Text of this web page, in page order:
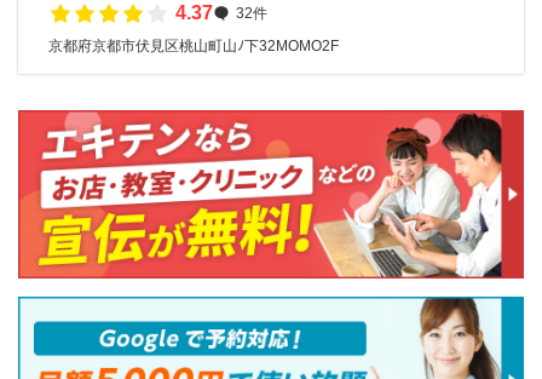
4.37
32件
京都府京都市伏見区桃山町山ﾉ下32MOMO2F